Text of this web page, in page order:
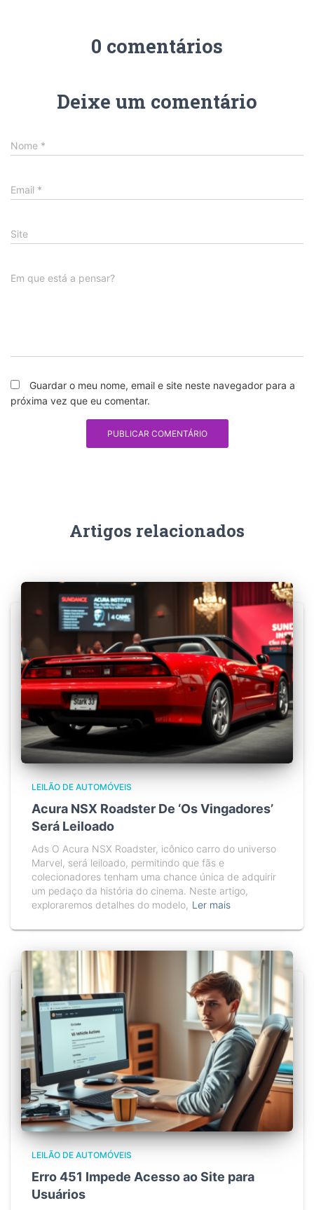
0 comentários
Deixe um comentário
Nome *
Email *
Site
Em que está a pensar?
Guardar o meu nome, email e site neste navegador para a
próxima vez que eu comentar.
Artigos relacionados
LEILÃO DE AUTOMÓVEIS
Acura NSX Roadster De ‘Os Vingadores’
Será Leiloado
Ads O Acura NSX Roadster, icônico carro do universo
Marvel, será leiloado, permitindo que fãs e
colecionadores tenham uma chance única de adquirir
um pedaço da história do cinema. Neste artigo,
exploraremos detalhes do modelo, Ler mais
LEILÃO DE AUTOMÓVEIS
Erro 451 Impede Acesso ao Site para
Usuários